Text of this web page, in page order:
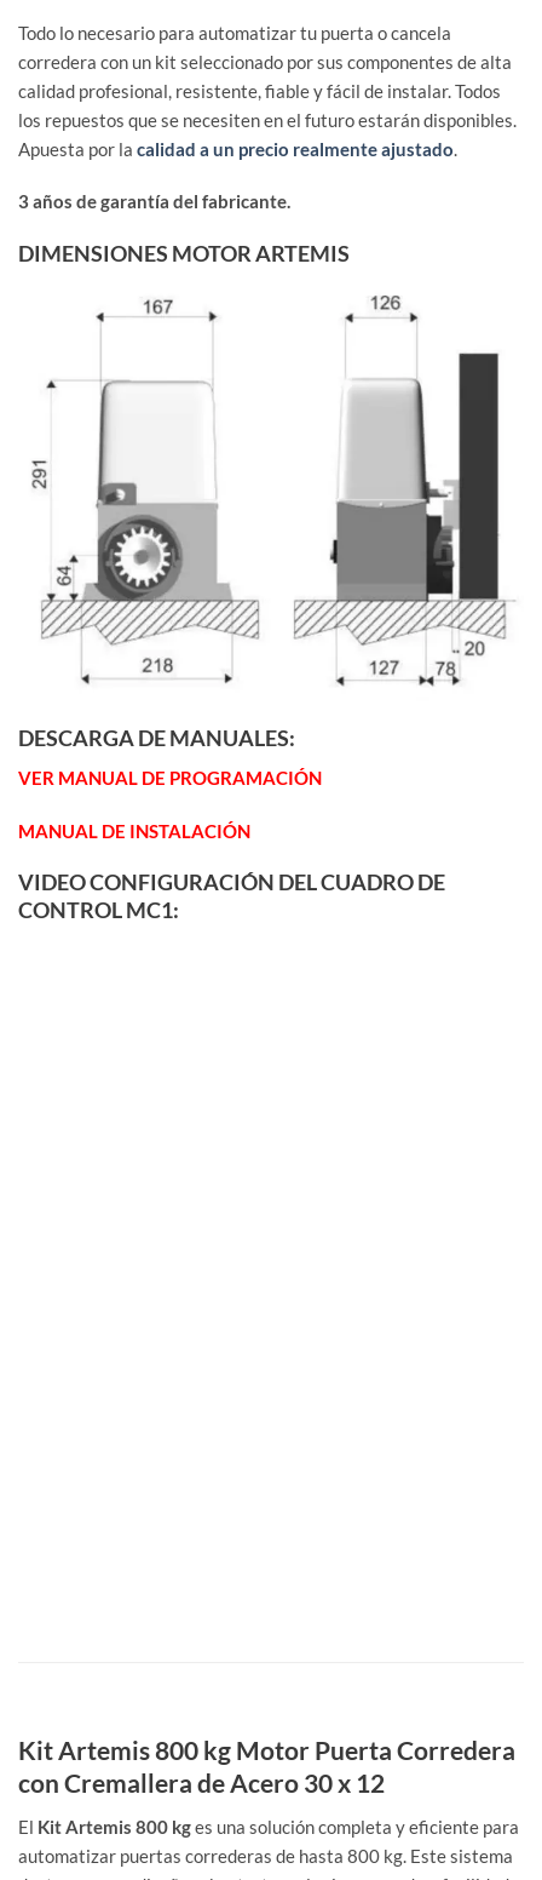
Todo lo necesario para automatizar tu puerta o cancela
corredera con un kit seleccionado por sus componentes de alta
calidad profesional, resistente, fiable y fácil de instalar. Todos
los repuestos que se necesiten en el futuro estarán disponibles.
Apuesta por la calidad a un precio realmente ajustado.
3 años de garantía del fabricante.
DIMENSIONES MOTOR ARTEMIS
DESCARGA DE MANUALES:
VER MANUAL DE PROGRAMACIÓN
MANUAL DE INSTALACIÓN
VIDEO CONFIGURACIÓN DEL CUADRO DE
CONTROL MC1:
Kit Artemis 800 kg Motor Puerta Corredera
con Cremallera de Acero 30 x 12
El Kit Artemis 800 kges una solución completa y eficiente para
automatizar puertas correderas de hasta 800 kg. Este sistema